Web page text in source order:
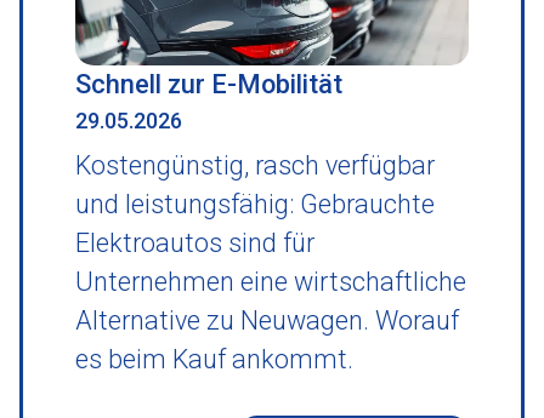
Schnell zur E-Mobilität
29.05.2026
Kostengünstig, rasch verfügbar
und leistungsfähig: Gebrauchte
Elektroautos sind für
Unternehmen eine wirtschaftliche
Alternative zu Neuwagen. Worauf
es beim Kauf ankommt.